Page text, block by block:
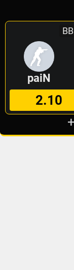
paiN
2.10